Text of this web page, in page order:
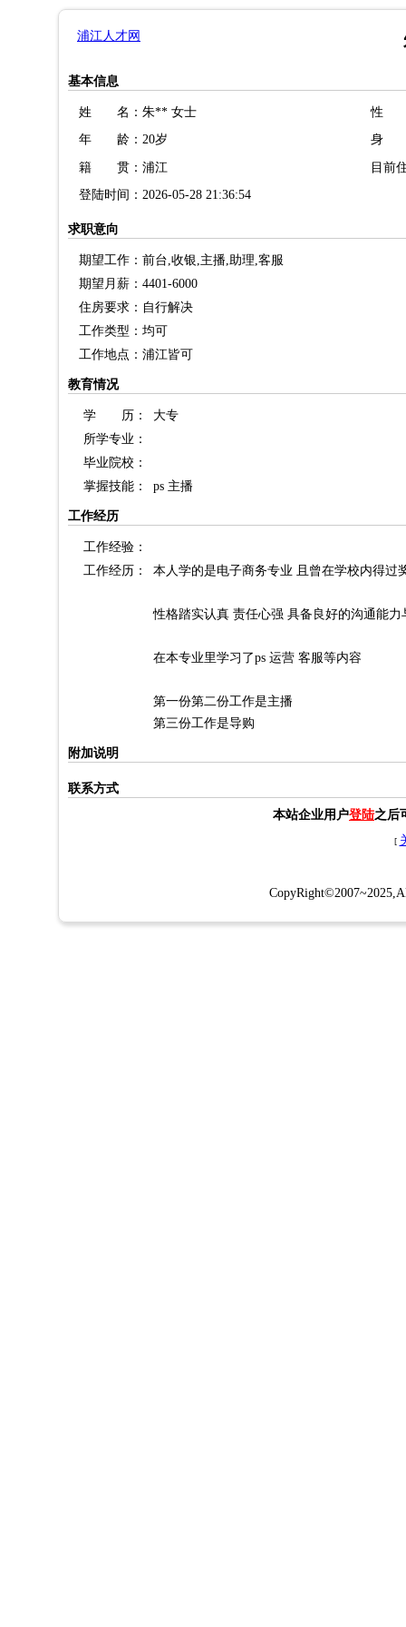
浦江人才网
基本信息
姓 名：朱** 女士
性
年 龄：20岁
身
籍 贯：浦江
目前
登陆时间：2026-05-28 21:36:54
求职意向
期望工作：前台,收银,主播,助理,客服
期望月薪：4401-6000
住房要求：自行解决
工作类型：均可
工作地点：浦江皆可
教育情况
学 历：
大专
所学专业：
毕业院校：
掌握技能：
ps 主播
工作经历
工作经验：
工作经历：
本人学的是电子商务专业 且曾在学校内得过
性格踏实认真 责任心强 具备良好的沟通能
在本专业里学习了ps 运营 客服等内容
第一份第二份工作是主播
第三份工作是导购
附加说明
联系方式
本站企业用户登陆之后
[